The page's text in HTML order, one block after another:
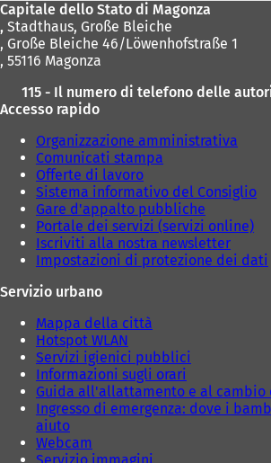
Capitale dello Stato di Magonza
, Stadthaus, Große Bleiche
, Große Bleiche 46/Löwenhofstraße 1
, 55116 Magonza
115 - Il numero di telefono delle
Accesso rapido
Organizzazione amministrativa
Comunicati stampa
Offerte di lavoro
Sistema informativo del Consiglio
Gare d'appalto pubbliche
Portale dei servizi (servizi online)
Iscriviti alla nostra newsletter
Impostazioni di protezione dei dati
Servizio urbano
Mappa della città
Hotspot WLAN
Servizi igienici pubblici
Informazioni sugli orari
Guida all'allattamento e al cambio
Ingresso di emergenza: dove i
aiuto
Webcam